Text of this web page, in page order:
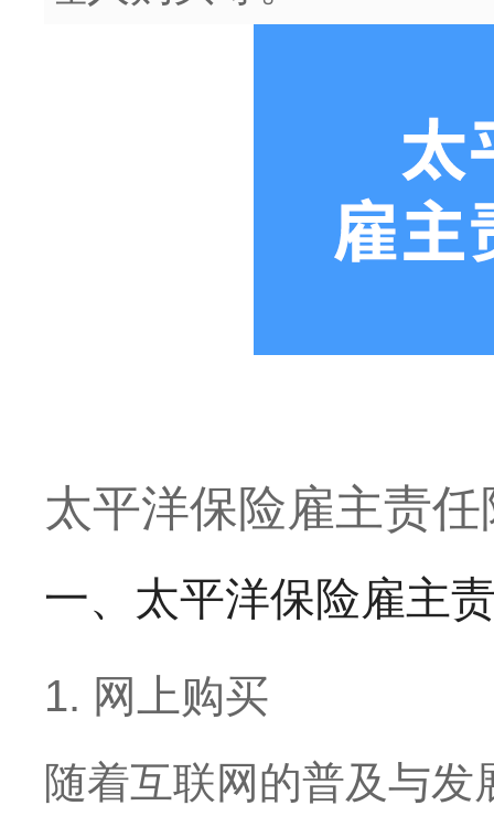
太平洋保险雇主责
一、太平洋保险雇主
1. 网上购买
随着互联网的普及与